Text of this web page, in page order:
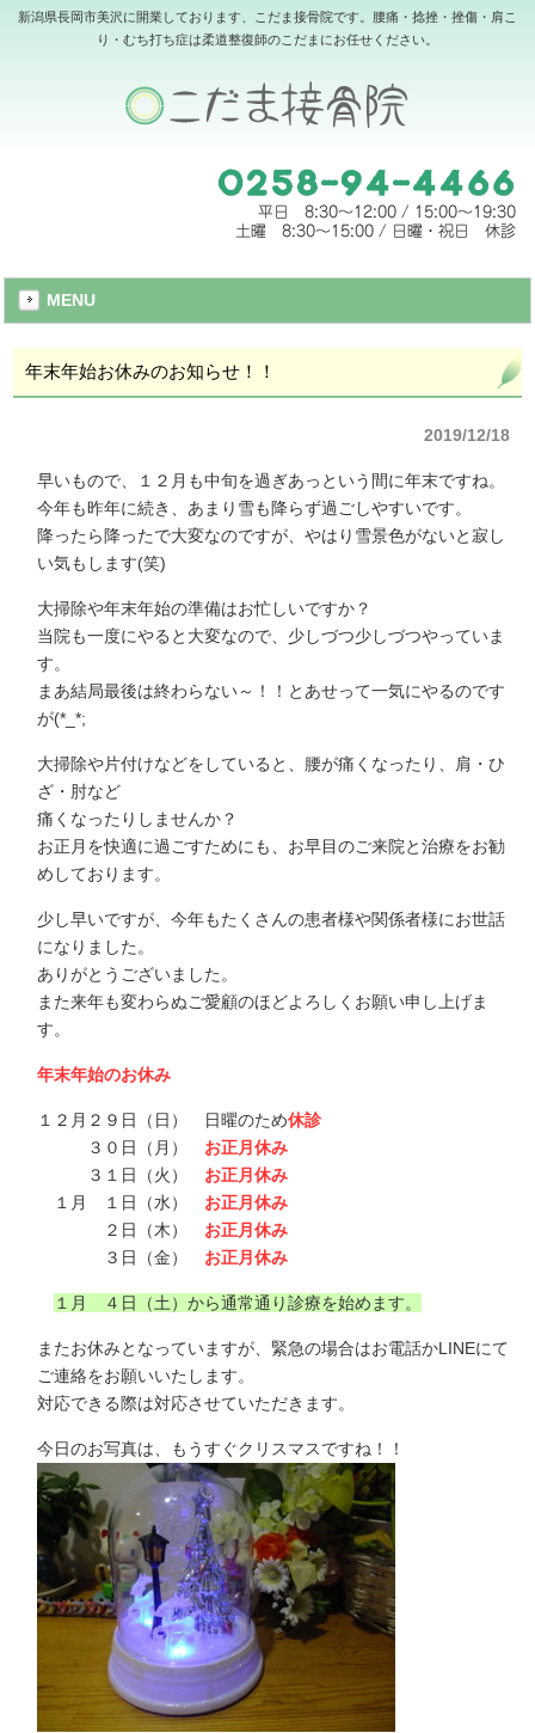
新潟県長岡市美沢に開業しております、こだま接骨院です。腰痛・捻挫・挫傷・肩こ
り・むち打ち症は柔道整復師のこだまにお任せください。
MENU
年末年始お休みのお知らせ！！
2019/12/18
早いもので、１２月も中旬を過ぎあっという間に年末ですね。
今年も昨年に続き、あまり雪も降らず過ごしやすいです。
降ったら降ったで大変なのですが、やはり雪景色がないと寂し
い気もします(笑)
大掃除や年末年始の準備はお忙しいですか？
当院も一度にやると大変なので、少しづつ少しづつやっていま
す。
まあ結局最後は終わらない～！！とあせって一気にやるのです
が(*_*;
大掃除や片付けなどをしていると、腰が痛くなったり、肩・ひ
ざ・肘など
痛くなったりしませんか？
お正月を快適に過ごすためにも、お早目のご来院と治療をお勧
めしております。
少し早いですが、今年もたくさんの患者様や関係者様にお世話
になりました。
ありがとうございました。
また来年も変わらぬご愛顧のほどよろしくお願い申し上げま
す。
年末年始のお休み
１２月２９日（日） 日曜のため休診
３０日（月） お正月休み
３１日（火） お正月休み
１月 １日（水） お正月休み
２日（木） お正月休み
３日（金） お正月休み
１月 ４日（土）から通常通り診療を始めます。
またお休みとなっていますが、緊急の場合はお電話かLINEにて
ご連絡をお願いいたします。
対応できる際は対応させていただきます。
今日のお写真は、もうすぐクリスマスですね！！